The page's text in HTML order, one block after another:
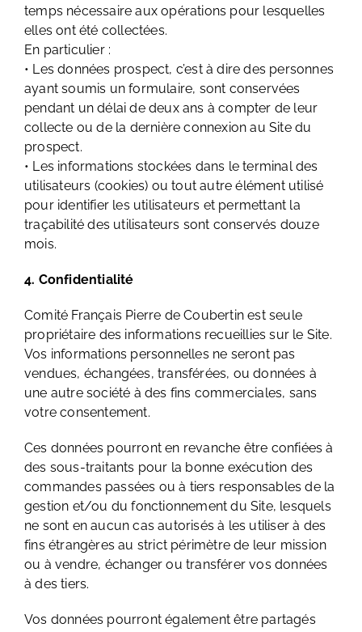
temps nécessaire aux opérations pour lesquelles
elles ont été collectées.
En particulier :
• Les données prospect, c’est à dire des personnes
ayant soumis un formulaire, sont conservées
pendant un délai de deux ans à compter de leur
collecte ou de la dernière connexion au Site du
prospect.
• Les informations stockées dans le terminal des
utilisateurs (cookies) ou tout autre élément utilisé
pour identifier les utilisateurs et permettant la
traçabilité des utilisateurs sont conservés douze
mois.
4. Confidentialité
Comité Français Pierre de Coubertin est seule
propriétaire des informations recueillies sur le Site.
Vos informations personnelles ne seront pas
vendues, échangées, transférées, ou données à
une autre société à des fins commerciales, sans
votre consentement.
Ces données pourront en revanche être confiées à
des sous-traitants pour la bonne exécution des
commandes passées ou à tiers responsables de la
gestion et/ou du fonctionnement du Site, lesquels
ne sont en aucun cas autorisés à les utiliser à des
fins étrangères au strict périmètre de leur mission
ou à vendre, échanger ou transférer vos données
à des tiers.
Vos données pourront également être partagés